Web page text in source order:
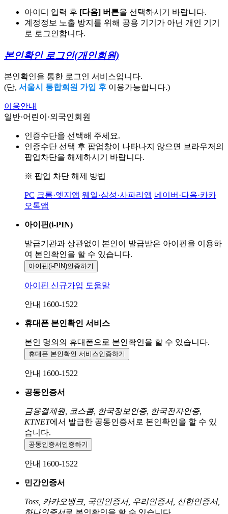
아이디 입력 후 [다음] 버튼을 선택하시기 바랍니다.
계정정보 노출 방지를 위해 공용 기기가 아닌 개인 기기
로 로그인합니다.
본인확인 로그인(개인회원)
본인확인을 통한 로그인 서비스입니다.
(단, 서울시 통합회원 가입 후 이용가능합니다.)
이용안내
일반·어린이·외국인회원
인증수단을 선택해 주세요.
인증수단 선택 후 팝업창이 나타나지 않으면 브라우저의
팝업차단을 해제하시기 바랍니다.
※ 팝업 차단 해제 방법
PC 크롬·엣지앱 웨일·삼성·사파리앱 네이버·다음·카카
오톡앱
아이핀(i-PIN)
발급기관과 상관없이 본인이 발급받은 아이핀을 이용하
여 본인확인을 할 수 있습니다.
아이핀(i-PIN)인증하기
아이핀 신규가입 도움말
안내 1600-1522
휴대폰 본인확인 서비스
본인 명의의 휴대폰으로 본인확인을 할 수 있습니다.
휴대폰 본인확인 서비스인증하기
안내 1600-1522
공동인증서
금융결제원, 코스콤, 한국정보인증, 한국전자인증,
KTNET에서 발급한 공동인증서로 본인확인을 할 수 있
습니다.
공동인증서 인증하기
안내 1600-1522
민간인증서
Toss, 카카오뱅크, 국민인증서, 우리인증서, 신한인증서,